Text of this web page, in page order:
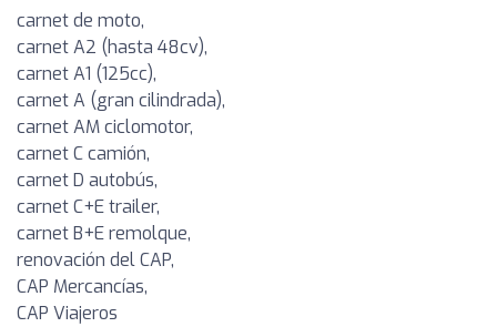
carnet de moto,
carnet A2 (hasta 48cv),
carnet A1 (125cc),
carnet A (gran cilindrada),
carnet AM ciclomotor,
carnet C camión,
carnet D autobús,
carnet C+E trailer,
carnet B+E remolque,
renovación del CAP,
CAP Mercancías,
CAP Viajeros